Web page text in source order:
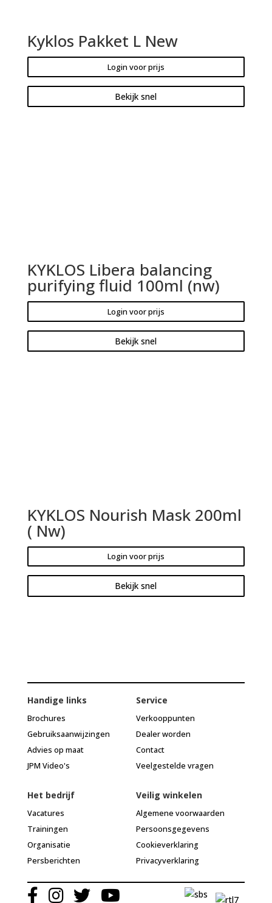
Kyklos Pakket L New
Login voor prijs
Bekijk snel
KYKLOS Libera balancing
purifying fluid 100ml (nw)
Login voor prijs
Bekijk snel
KYKLOS Nourish Mask 200ml
( Nw)
Login voor prijs
Bekijk snel
Handige links
Brochures
Gebruiksaanwijzingen
Advies op maat
JPM Video's
Service
Verkooppunten
Dealer worden
Contact
Veelgestelde vragen
Het bedrijf
Vacatures
Trainingen
Organisatie
Persberichten
Veilig winkelen
Algemene voorwaarden
Persoonsgegevens
Cookieverklaring
Privacyverklaring